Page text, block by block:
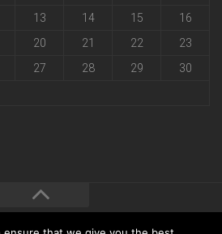
13 14 15
16
20 21 22
23
27 28 29
30